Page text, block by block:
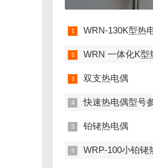
WRN-130K型热
WRN 一体化K型
双支热电偶
快速热电偶型号参数,快
铂铑热电偶
WRP-100小铂铑热电偶,装